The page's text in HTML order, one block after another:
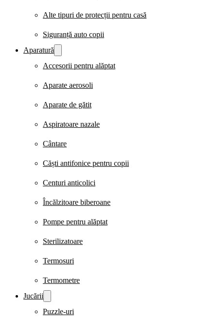
Alte tipuri de protecții pentru casă
Siguranță auto copii
Aparatură
Accesorii pentru alăptat
Aparate aerosoli
Aparate de gătit
Aspiratoare nazale
Cântare
Căști antifonice pentru copii
Centuri anticolici
Încălzitoare biberoane
Pompe pentru alăptat
Sterilizatoare
Termosuri
Termometre
Jucării
Puzzle-uri